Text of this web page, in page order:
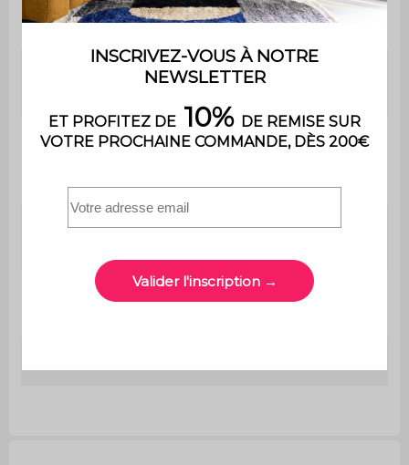
Nombre
de pieds
4
L 40 x P 40 x H 55cm
Epaisseur
L 34 x P 37 x H 22,5cm / L 34 x P
8,5cm